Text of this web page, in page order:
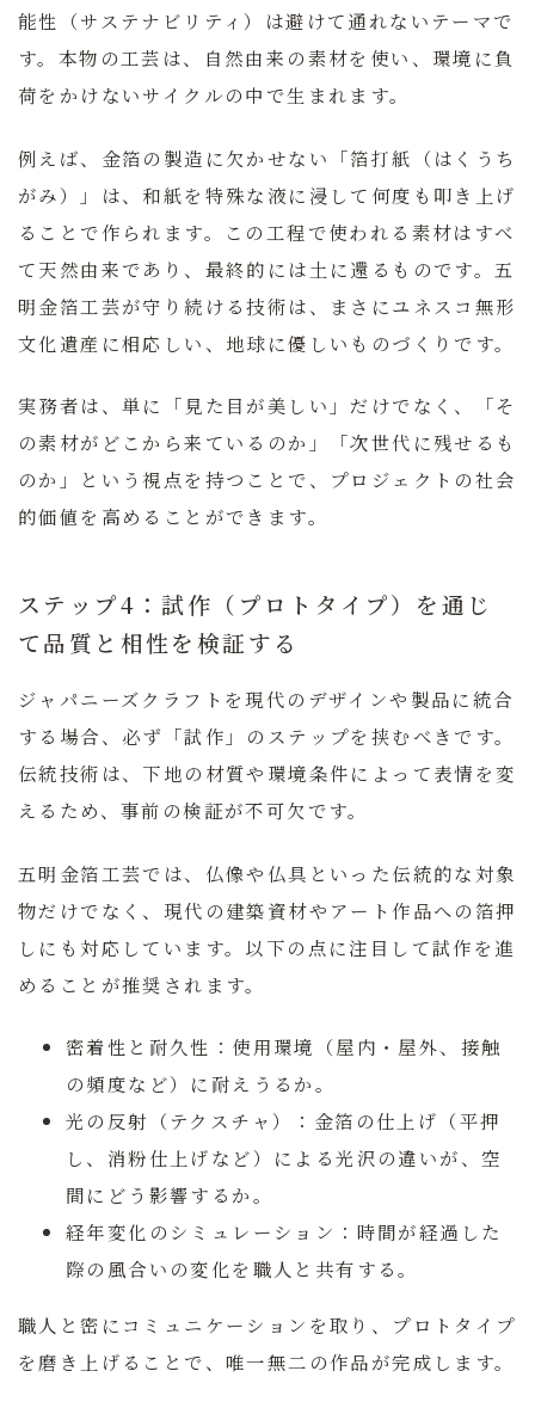
能性（サステナビリティ）は避けて通れないテーマで
す。本物の工芸は、自然由来の素材を使い、環境に負
荷をかけないサイクルの中で生まれます。
例えば、金箔の製造に欠かせない「箔打紙（はくうち
がみ）」は、和紙を特殊な液に浸して何度も叩き上げ
ることで作られます。この工程で使われる素材はすべ
て天然由来であり、最終的には土に還るものです。 五
明金箔工芸が守り続ける技術は、まさにユネスコ無形
文化遺産に相応しい、地球に優しいものづくりです。
実務者は、単に「見た目が美しい」だけでなく、「そ
の素材がどこから来ているのか」「次世代に残せるも
のか」という視点を持つことで、プロジェクトの社会
的価値を高めることができます。
ステップ4：試作（プロトタイプ）を通じ
て品質と相性を検証する
ジャパニーズクラフトを現代のデザインや製品に統合
する場合、必ず「試作」のステップを挟むべきです。
伝統技術は、下地の材質や環境条件によって表情を変
えるため、事前の検証が不可欠です。
五明金箔工芸では、仏像や仏具といった伝統的な対象
物だけでなく、現代の建築資材やアート作品への箔押
しにも対応しています。以下の点に注目して試作を進
めることが推奨されます。
密着性と耐久性： 使用環境（屋内・屋外、接触
の頻度など）に耐えうるか。
光の反射（テクスチャ）： 金箔の仕上げ（平押
し、消粉仕上げなど）による光沢の違いが、空
間にどう影響するか。
経年変化のシミュレーション： 時間が経過した
際の風合いの変化を職人と共有する。
職人と密にコミュニケーションを取り、プロトタイプ
を磨き上げることで、唯一無二の作品が完成します。